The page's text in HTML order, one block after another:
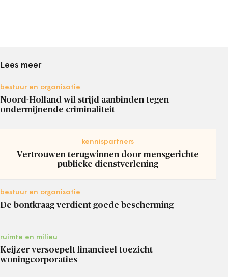
Lees meer
bestuur en organisatie
Noord-Holland wil strijd aanbinden tegen
ondermijnende criminaliteit
kennispartners
Vertrouwen terugwinnen door mensgerichte
publieke dienstverlening
bestuur en organisatie
De bontkraag verdient goede bescherming
ruimte en milieu
Keijzer versoepelt financieel toezicht
woningcorporaties